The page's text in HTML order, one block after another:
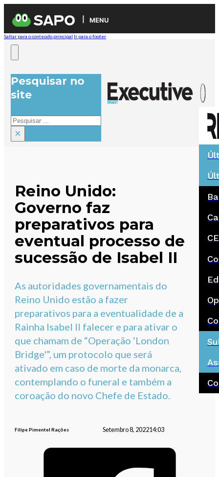
MENU
Saltar para o conteúdo principal Ir para o footer
Pesquisar no
site
Pesquisar
×
Reino Unido:
Governo faz
preparativos para
eventual processo de
sucessão de Isabel II
As autoridades governamentais do
Reino Unido estão a fazer
preparativos para a eventualidade de a
Rainha Isabel II falecer e para ativar o
que chamam de “Operação ‘London
Bridge'”, um protocolo que será
ativado em caso de morte da monarca,
contemplando o funeral e também a
coroação do novo Chefe de Estado.
Filipe Pimentel Rações Setembro 8, 202214:03